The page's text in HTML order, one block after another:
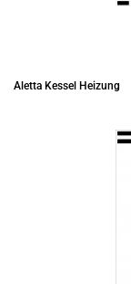
Aletta Kessel Heizung